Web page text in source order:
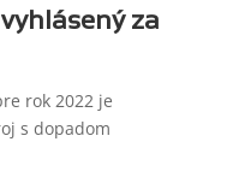
za
rok 2022 je
s dopadom